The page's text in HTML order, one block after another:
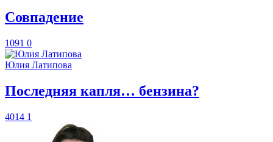
​Совпадение
1091 0
Юлия Латипова
​Последняя капля… бензина?
4014 1